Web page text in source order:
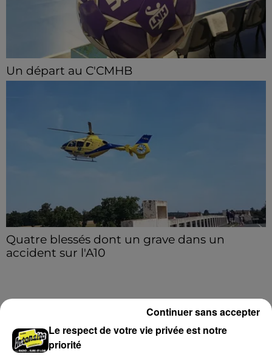
Un départ au C'CMHB
Le club chartrain a officialisé, vendredi 7 août, le
Quatre blessés dont un grave dans un
accident sur l'A10
Voir plus
Le respect de votre vie privée est notre
priorité
Continuer sans accepter